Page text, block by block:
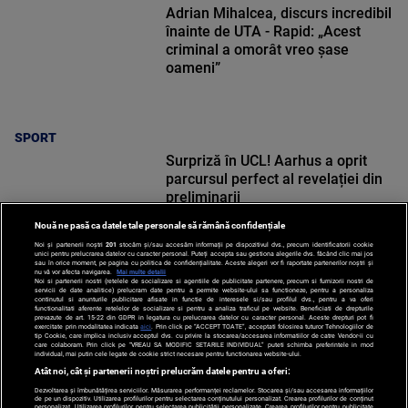
SPORT
Adrian Mihalcea, discurs incredibil
înainte de UTA - Rapid: „Acest
criminal a omorât vreo șase
oameni”
SPORT
Surpriză în UCL! Aarhus a oprit
parcursul perfect al revelației din
preliminarii
Nouă ne pasă ca datele tale personale să rămână confidențiale
Noi și partenerii noștri 201 stocăm și/sau accesăm informații pe dispozitivul dvs., precum identificatorii cookie
unici pentru prelucrarea datelor cu caracter personal. Puteți accepta sau gestiona alegerile dvs. făcând clic mai jos
sau în orice moment, pe pagina cu politica de confidențialitate. Aceste alegeri vor fi raportate partenerilor noștri și
nu vă vor afecta navigarea.
Mai multe detalii
Noi si partenerii nostri (retelele de socializare si agentiile de publicitate partenere, precum si furnizorii nostri de
servicii de date analitice) prelucram date pentru a permite website-ului sa functioneze, pentru a personaliza
continutul si anunturile publicitare afisate in functie de interesele si/sau profilul dvs., pentru a va oferi
functionalitati aferente retelelor de socializare si pentru a analiza traficul pe website. Beneficiati de drepturile
prevazute de art. 15-22 din GDPR in legatura cu prelucrarea datelor cu caracter personal. Aceste drepturi pot fi
exercitate prin modalitatea indicataaici . Prin click pe “ACCEPT TOATE”, acceptati folosirea tuturor Tehnologiilor de
tip Cookie, care implica inclusiv acceptul dvs. cu privire la stocarea/accesarea informatiilor de catre Vendor-ii cu
care colaboram. Prin click pe “VREAU SA MODIFIC SETARILE INDIVIDUAL” puteti schimba preferintele in mod
individual, mai putin cele legate de cookie strict necesare pentru functionarea website-ului.
Atât noi, cât și partenerii noștri prelucrăm datele pentru a oferi:
Dezvoltarea și îmbunătățirea serviciilor. Măsurarea performanței reclamelor. Stocarea și/sau accesarea informațiilor
de pe un dispozitiv. Utilizarea profilurilor pentru selectarea conținutului personalizat. Crearea profilurilor de conținut